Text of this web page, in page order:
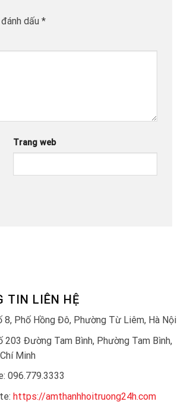
dấu *
Trang web
TIN LIÊN HỆ
8, Phố Hồng Đô, Phường Từ Liêm, Hà Nội
203 Đường Tam Bình, Phường Tam Bình,
Minh
096.779.3333
https://amthanhhoitruong24h.com